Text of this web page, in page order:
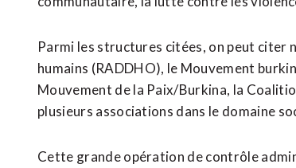
Parmi les structures citées, on peut citer
humains (RADDHO), le Mouvement
Mouvement de la Paix/Burkina, la
plusieurs associations dans le domaine
Cette grande opération de contrôle